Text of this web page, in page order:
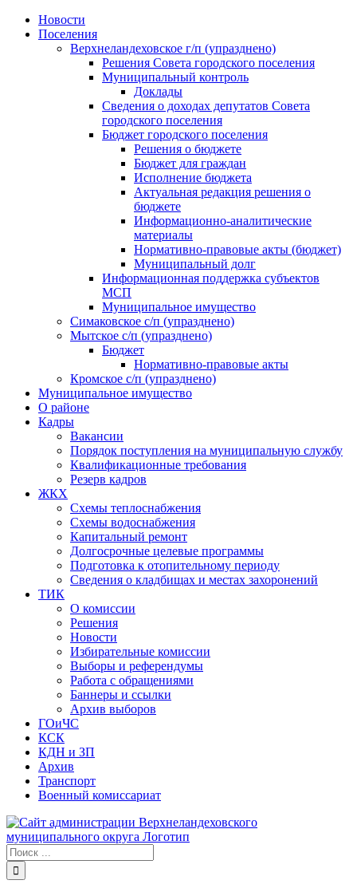
Skip
Новости
Поселения
Верхнеландеховское г/п (упразднено)
Решения Совета городского поселения
Муниципальный контроль
Доклады
Сведения о доходах депутатов Совета
городского поселения
Бюджет городского поселения
Решения о бюджете
Бюджет для граждан
Исполнение бюджета
Актуальная редакция решения о
бюджете
Информационно-аналитические
материалы
Нормативно-правовые акты (бюджет)
Муниципальный долг
Информационная поддержка субъектов
МСП
Муниципальное имущество
Симаковское с/п (упразднено)
Мытское с/п (упразднено)
Бюджет
Нормативно-правовые акты
Кромское с/п (упразднено)
Муниципальное имущество
О районе
Кадры
Вакансии
Порядок поступления на муниципальную службу
Квалификационные требования
Резерв кадров
ЖКХ
Схемы теплоснабжения
Схемы водоснабжения
Капитальный ремонт
Долгосрочные целевые программы
Подготовка к отопительному периоду
Сведения о кладбищах и местах захоронений
ТИК
О комиссии
Решения
Новости
Избирательные комиссии
Выборы и референдумы
Работа с обращениями
Баннеры и ссылки
Архив выборов
ГОиЧС
КСК
КДН и ЗП
Архив
Транспорт
Военный комиссариат
Результат
поиска: